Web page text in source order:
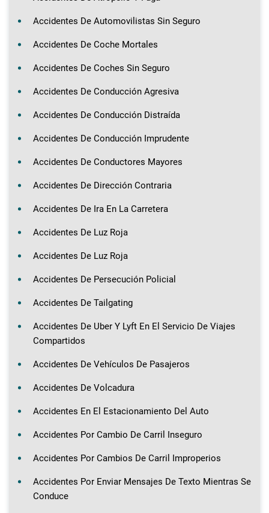
Accidentes De Automovilistas Sin Seguro
Accidentes De Coche Mortales
Accidentes De Coches Sin Seguro
Accidentes De Conducción Agresiva
Accidentes De Conducción Distraída
Accidentes De Conducción Imprudente
Accidentes De Conductores Mayores
Accidentes De Dirección Contraria
Accidentes De Ira En La Carretera
Accidentes De Luz Roja
Accidentes De Luz Roja
Accidentes De Persecución Policial
Accidentes De Tailgating
Accidentes De Uber Y Lyft En El Servicio De Viajes
Compartidos
Accidentes De Vehículos De Pasajeros
Accidentes De Volcadura
Accidentes En El Estacionamiento Del Auto
Accidentes Por Cambio De Carril Inseguro
Accidentes Por Cambios De Carril Improperios
Accidentes Por Enviar Mensajes De Texto Mientras Se
Conduce